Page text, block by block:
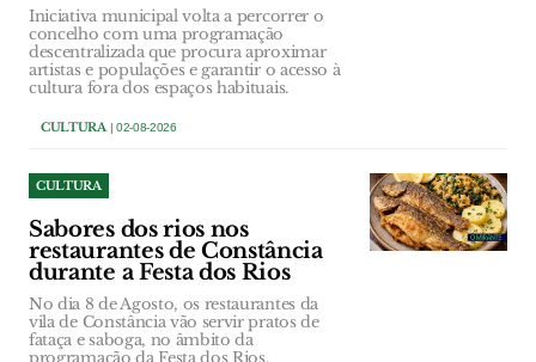
Iniciativa municipal volta a percorrer o
concelho com uma programação
descentralizada que procura aproximar
artistas e populações e garantir o acesso à
cultura fora dos espaços habituais.
CULTURA| 02-08-2026
CULTURA
Sabores dos rios nos
restaurantes de Constância
durante a Festa dos Rios
No dia 8 de Agosto, os restaurantes da
vila de Constância vão servir pratos de
fataça e saboga, no âmbito da